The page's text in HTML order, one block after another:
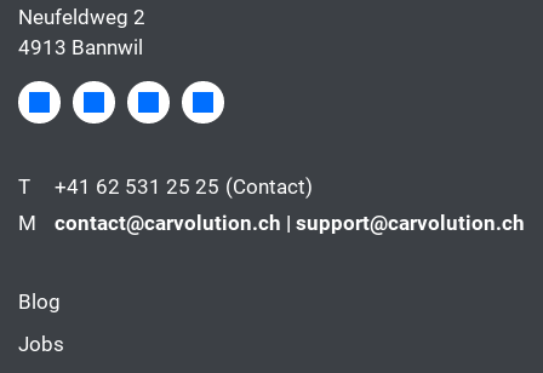
Neufeldweg 2
4913 Bannwil
T +41 62 531 25 25 (Contact)
M
contact@carvolution.ch | support@carvolution.ch
Blog
Jobs